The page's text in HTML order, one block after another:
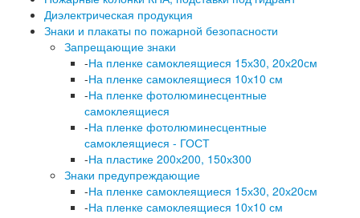
Диэлектрическая продукция
Знаки и плакаты по пожарной безопасности
Запрещающие знаки
-На пленке самоклеящиеся 15х30, 20х20см
-На пленке самоклеящиеся 10х10 см
-На пленке фотолюминесцентные
самоклеящиеся
-На пленке фотолюминесцентные
самоклеящиеся - ГОСТ
-На пластике 200х200, 150х300
Знаки предупреждающие
-На пленке самоклеящиеся 15х30, 20х20см
-На пленке самоклеящиеся 10х10 см